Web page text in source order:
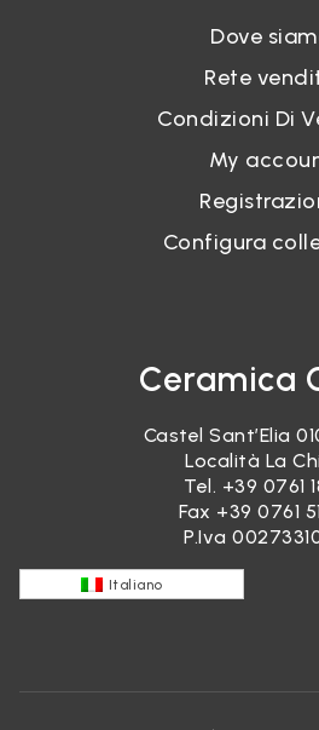
Dove
Rete
Condizioni Di
My
Configura
Ceramica
Castel Sant’Elia
Località La
Tel. +39 0761
Fax +39 0761
P.Iva
Italiano